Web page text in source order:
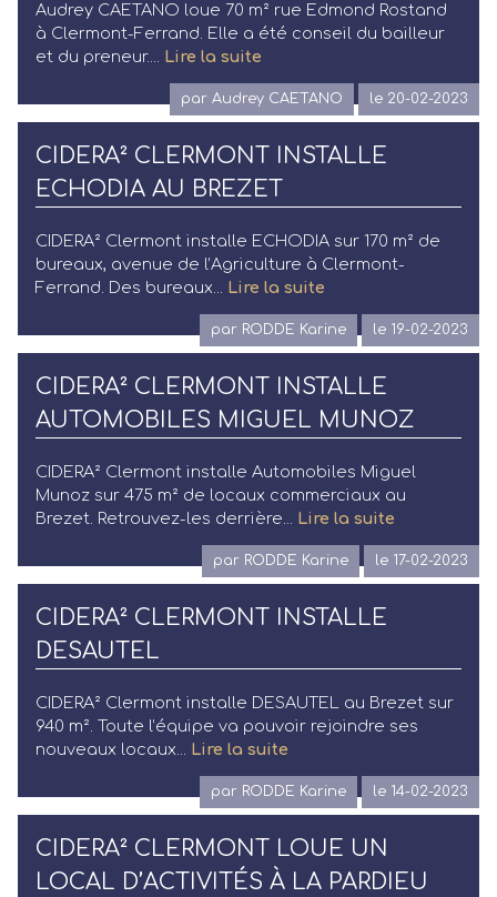
Audrey CAETANO loue 70 m² rue Edmond Rostand
à Clermont-Ferrand. Elle a été conseil du bailleur
et du preneur....
Lire la suite
par Audrey CAETANO le 20-02-2023
CIDERA² CLERMONT INSTALLE
ECHODIA AU BREZET
CIDERA² Clermont installe ECHODIA sur 170 m² de
bureaux, avenue de l’Agriculture à Clermont-
Ferrand. Des bureaux...
Lire la suite
par RODDE Karine le 19-02-2023
CIDERA² CLERMONT INSTALLE
AUTOMOBILES MIGUEL MUNOZ
CIDERA² Clermont installe Automobiles Miguel
Munoz sur 475 m² de locaux commerciaux au
Brezet. Retrouvez-les derrière...
Lire la suite
par RODDE Karine le 17-02-2023
CIDERA² CLERMONT INSTALLE
DESAUTEL
CIDERA² Clermont installe DESAUTEL au Brezet sur
940 m². Toute l’équipe va pouvoir rejoindre ses
nouveaux locaux...
Lire la suite
par RODDE Karine le 14-02-2023
CIDERA² CLERMONT LOUE UN
LOCAL D’ACTIVITÉS À LA PARDIEU